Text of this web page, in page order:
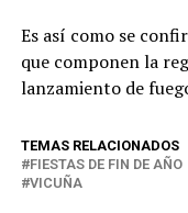
Es así como se
que componen la
lanzamiento de
TEMAS RELACIONADOS
FIESTAS DE FIN DE AÑO
VICUÑA